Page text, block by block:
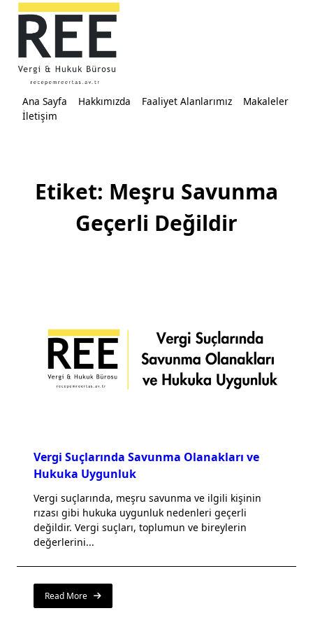
Skip
content
Ana Sayfa Hakkımızda Faaliyet Alanlarımız
Makaleler
İletişim
Etiket: Meşru Savunma
Geçerli Değildir
Vergi Suçlarında Savunma Olanakları ve
Hukuka Uygunluk
Vergi suçlarında, meşru savunma ve ilgili kişinin
rızası gibi hukuka uygunluk nedenleri geçerli
değildir. Vergi suçları, toplumun ve bireylerin
değerlerini...
Read More